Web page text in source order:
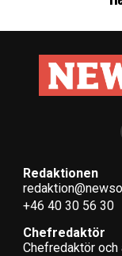
Redaktionen
+46 40 30 56 30
Chefredaktör
Chefredaktör och